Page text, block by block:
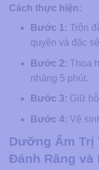
Cách thực hiện:
Bước 1: Trộn
quyện và đặc
Bước 2: Thoa
nhàng 5 phút.
Bước 3: Giữ
Bước 4: Vệ
Dưỡng Ẩm Trị
Đánh Răng và